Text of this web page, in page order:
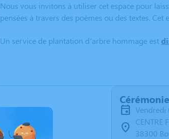
Nous vous invitons à utiliser cet espace pour
pensées à travers des poèmes ou des textes.
Un service de plantation d’arbre hommage est
Cérémonie
CENTRE
38300